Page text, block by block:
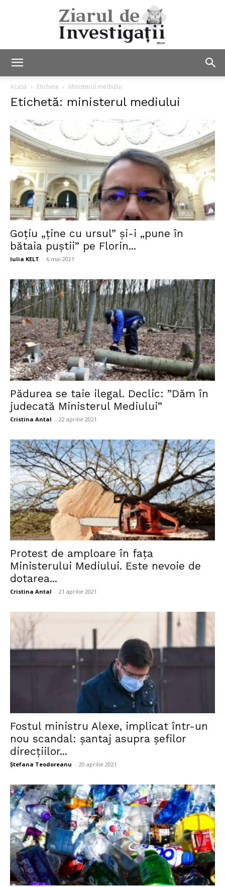
Investigații
Acasă Etichete Ministerul mediului
Etichetă: ministerul mediului
Goțiu „ține cu ursul” și-i „pune în
bătaia puștii” pe Florin...
Iulia KELT - 6 mai 2021
Pădurea se taie ilegal. Declic: ”Dăm în
judecată Ministerul Mediului”
Cristina Antal - 22 aprilie 2021
Protest de amploare în fața
Ministerului Mediului. Este nevoie de
dotarea...
Cristina Antal - 21 aprilie 2021
Fostul ministru Alexe, implicat într-un
nou scandal: șantaj asupra șefilor
direcțiilor...
Ștefana Teodoreanu - 20 aprilie 2021